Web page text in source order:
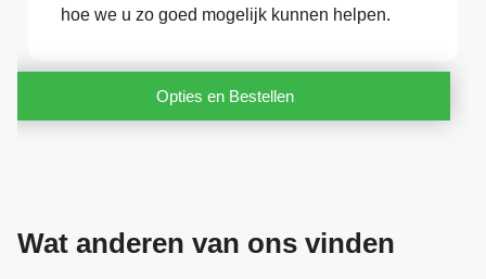
hoe we u zo goed mogelijk kunnen helpen.
Opties en Bestellen
Wat anderen van ons vinden